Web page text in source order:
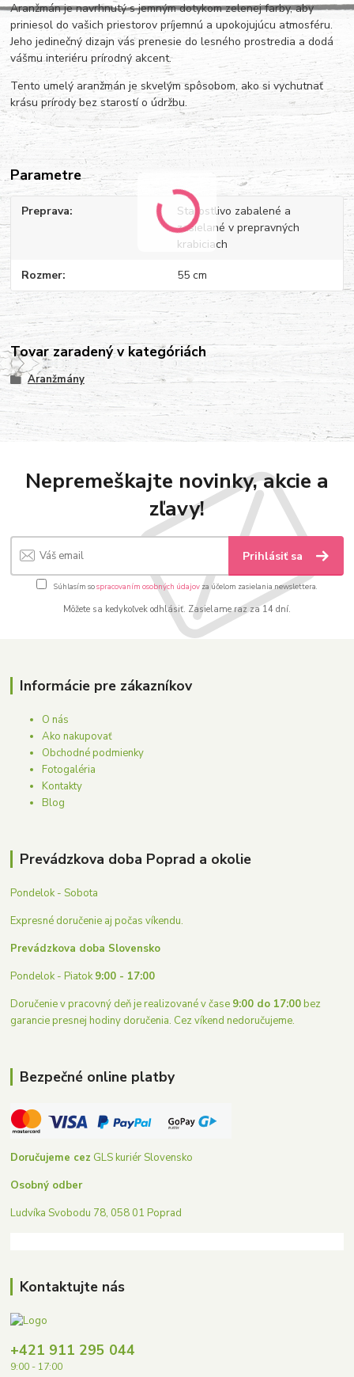
Aranžmán je navrhnutý s jemným dotykom zelenej farby, aby
priniesol do vašich priestorov príjemnú a upokojujúcu atmosféru.
Jeho jedinečný dizajn vás prenesie do lesného prostredia a dodá
vášmu interiéru prírodný akcent.
Tento umelý aranžmán je skvelým spôsobom, ako si vychutnať
krásu prírody bez starostí o údržbu.
Parametre
Preprava
Starostlivo zabalené a
zasielané v prepravných
krabiciach
Rozmer 55 cm
Tovar zaradený v kategóriách
Aranžmány
Nepremeškajte novinky, akcie a
zľavy!
Prihlásiť sa
Súhlasím sospracovaním osobných údajov za účelom zasielania newslettera.
Môžete sa kedykoľvek odhlásiť. Zasielame raz za 14 dní.
Informácie pre zákazníkov
O nás
Ako nakupovať
Obchodné podmienky
Fotogaléria
Kontakty
Blog
Prevádzkova doba Poprad a okolie
Pondelok - Sobota
Expresné doručenie aj počas víkendu.
Prevádzkova doba Slovensko
Pondelok - Piatok9:00 - 17:00
Doručenie v pracovný deň je realizované v čase 9:00 do 17:00bez
garancie presnej hodiny doručenia. Cez víkend nedoručujeme.
Bezpečné online platby
Doručujeme cez GLS kuriér Slovensko
Osobný odber
Ludvíka Svobodu 78, 058 01 Poprad
Kontaktujte nás
+421 911 295 044
9:00 - 17:00